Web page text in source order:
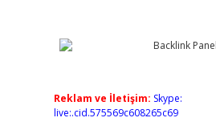
Reklam ve İletişim: Skype:
live:.cid.575569c608265c69